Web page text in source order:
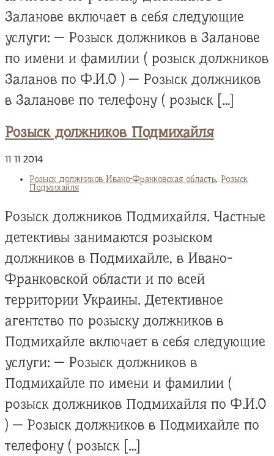
Заланове включает в себя следующие
услуги: — Розыск должников в Заланове
по имени и фамилии ( розыск должников
Заланов по Ф.И.О ) — Розыск должников
в Заланове по телефону ( розыск […]
Розыск должников Подмихайля
11 11 2014
Розыск должников Ивано-Франковская область, Розыск
Подмихайля
Розыск должников Подмихайля. Частные
детективы занимаются розыском
должников в Подмихайле, в Ивано-
Франковской области и по всей
территории Украины. Детективное
агентство по розыску должников в
Подмихайле включает в себя следующие
услуги: — Розыск должников в
Подмихайле по имени и фамилии (
розыск должников Подмихайля по Ф.И.О
) — Розыск должников в Подмихайле по
телефону ( розыск […]